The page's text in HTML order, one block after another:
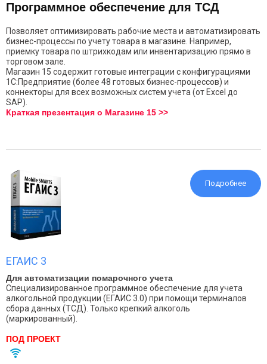
Программное обеспечение для ТСД
Позволяет оптимизировать рабочие места и автоматизировать
бизнес-процессы по учету товара в магазине. Например,
приемку товара по штрихкодам или инвентаризацию прямо в
торговом зале.
Магазин 15 содержит готовые интеграции с конфигурациями
1С:Предприятие (более 48 готовых бизнес-процессов) и
коннекторы для всех возможных систем учета (от Excel до
SAP).
Краткая презентация о Магазине 15 >>
Подробнее
ЕГАИС 3
Для автоматизации помарочного учета
Специализированное программное обеспечение для учета
алкогольной продукции (ЕГАИС 3.0) при помощи терминалов
сбора данных (ТСД). Только крепкий алкоголь
(маркированный).
ПОД ПРОЕКТ